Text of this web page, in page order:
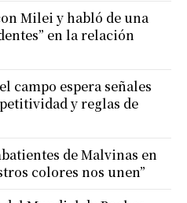
Milei y habló de una
en la relación
campo espera señales
y reglas de
de Malvinas en
colores nos unen”